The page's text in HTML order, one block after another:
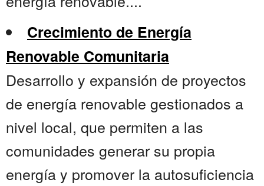
Crecimiento de Energía
Renovable Comunitaria
Desarrollo y expansión de proyectos
de energía renovable gestionados a
nivel local, que permiten a las
comunidades generar su propia
energía y promover la autosuficiencia